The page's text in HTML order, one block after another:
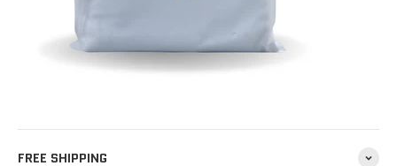
FREE SHIPPING